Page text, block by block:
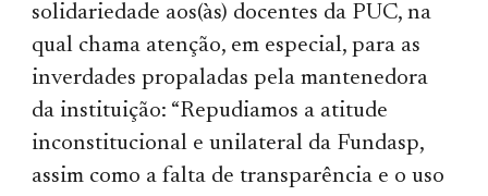
solidariedade aos(às) docentes da PUC, na
qual chama atenção, em especial, para as
inverdades propaladas pela mantenedora
da instituição: “Repudiamos a atitude
inconstitucional e unilateral da Fundasp,
assim como a falta de transparência e o uso